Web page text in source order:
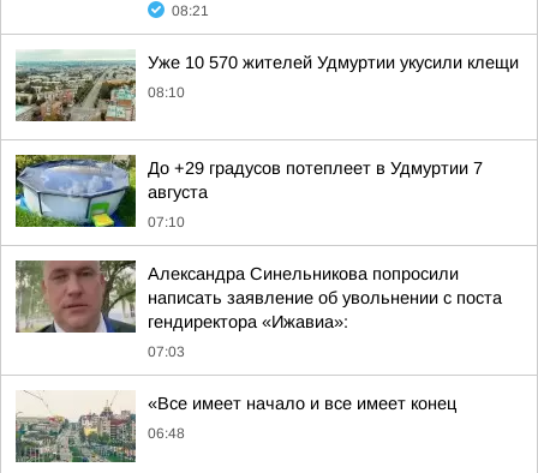
08:21
Уже 10 570 жителей Удмуртии укусили клещи
08:10
До +29 градусов потеплеет в Удмуртии 7
августа
07:10
Александра Синельникова попросили
написать заявление об увольнении с поста
гендиректора «Ижавиа»:
07:03
«Все имеет начало и все имеет конец
06:48